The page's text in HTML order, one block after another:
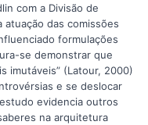
com a Divisão de
atuação das comissões
formulações
se demonstrar que
imutáveis” (Latour, 2000)
e se deslocar
evidencia outros
na arquitetura